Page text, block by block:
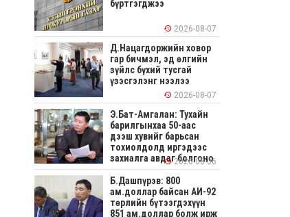
бүртгэгджээ
2026-08-07
Д.Нацагдоржийн ховор
гар бичмэл, эд өлгийн
зүйлс бүхий тусгай
үзэсгэлэнг нээлээ
2026-08-07
Э.Бат-Амгалан: Тухайн
барилгынхаа 50-аас
дээш хувийг барьсан
тохиолдолд иргэдээс
захиалга авдаг болгоно
2026-08-06
Б.Дашпүрэв: 800
ам.доллар байсан АИ-92
төрлийн бүтээгдэхүүн
851 ам.доллар болж ирж